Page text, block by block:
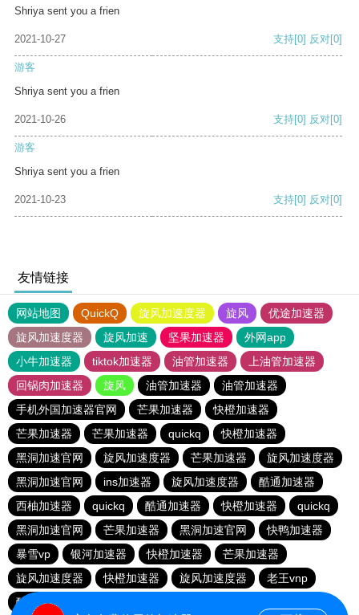
Shriya sent you a frien
2021-10-27 支持[0] 反对[0]
游客
Shriya sent you a frien
2021-10-26 支持[0] 反对[0]
游客
Shriya sent you a frien
2021-10-23 支持[0] 反对[0]
友情链接
网站地图 QuickQ 旋风加速度器 旋风
优途加速器
旋风加速度器
旋风加速 坚果加速器
外网app
小牛加速器
tiktok加速器 油管加速器
上油管加速器
回锅肉加速器
旋风 油管加速器
油管加速器
手机外国加速器官网
芒果加速器
快橙加速器
芒果加速器
芒果加速器 quickq
快橙加速器
黑洞加速官网
旋风加速度器 芒果加速器
旋风加速度器
黑洞加速官网
ins加速器 旋风加速度器
酷通加速器
西柚加速器
quickq 酷通加速器 快橙加速器
quickq
黑洞加速官网
芒果加速器 黑洞加速官网
快鸭加速器
暴雪vp
银河加速器 快橙加速器
芒果加速器
旋风加速度器
快橙加速器 旋风加速度器
老王vnp
酷通加速器